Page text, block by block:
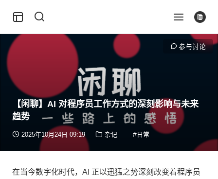
参与讨论
【闲聊】AI 对程序员工作方式的深刻影响与未来
趋势
2025年10月24日 09:19 杂记 日常
在当今数字化时代，AI 正以迅猛之势深刻改变着程序员